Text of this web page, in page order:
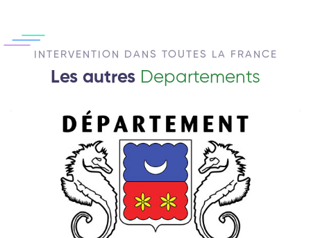
INTERVENTION DANS TOUTES LA FRANCE
Les autres Departements